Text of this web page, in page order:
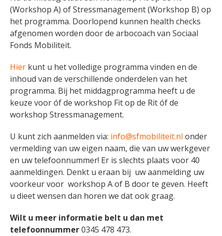
(Workshop A) of Stressmanagement (Workshop B) op
het programma. Doorlopend kunnen health checks
afgenomen worden door de arbocoach van Sociaal
Fonds Mobiliteit.
Hier kunt u het volledige programma vinden en de
inhoud van de verschillende onderdelen van het
programma. Bij het middagprogramma heeft u de
keuze voor óf de workshop Fit op de Rit óf de
workshop Stressmanagement.
U kunt zich aanmelden via: info@sfmobiliteit.nl onder
vermelding van uw eigen naam, die van uw werkgever
en uw telefoonnummer! Er is slechts plaats voor 40
aanmeldingen. Denkt u eraan bij uw aanmelding uw
voorkeur voor workshop A of B door te geven. Heeft
u dieet wensen dan horen we dat ook graag.
Wilt u meer informatie belt u dan met
telefoonnummer0345 478 473.